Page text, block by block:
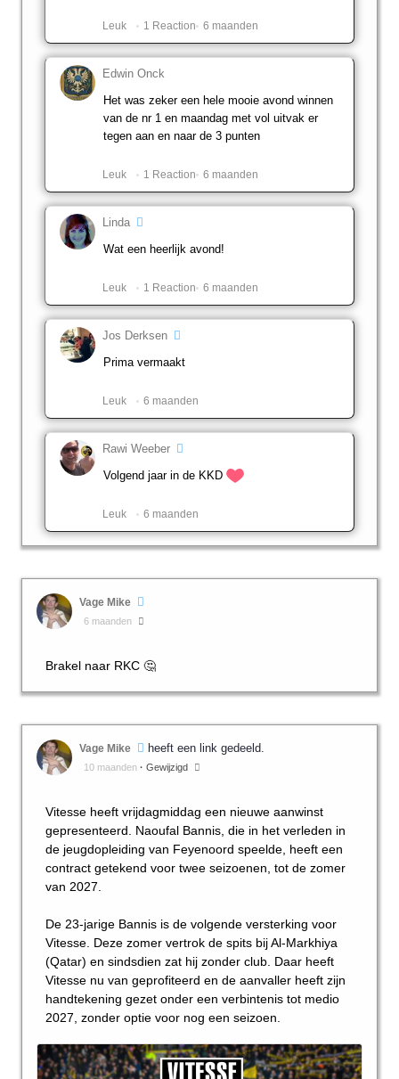
Leuk ️ 1 Reaction 6 maanden
Edwin Onck
Het was zeker een hele mooie avond winnen
van de nr 1 en maandag met vol uitvak er
tegen aan en naar de 3 punten
Leuk ️ 1 Reaction 6 maanden
Linda
Wat een heerlijk avond!
Leuk ️ 1 Reaction 6 maanden
Jos Derksen
Prima vermaakt
Leuk ️ 6 maanden
Rawi Weeber
Volgend jaar in de KKD
Leuk ️ 6 maanden
Vage Mike
6 maanden
Brakel naar RKC 🤔
Vage Mike heeft een link gedeeld.
10 maanden · Gewijzigd
Vitesse heeft vrijdagmiddag een nieuwe aanwinst
gepresenteerd. Naoufal Bannis, die in het verleden in
de jeugdopleiding van Feyenoord speelde, heeft een
contract getekend voor twee seizoenen, tot de zomer
van 2027.
De 23-jarige Bannis is de volgende versterking voor
Vitesse. Deze zomer vertrok de spits bij Al-Markhiya
(Qatar) en sindsdien zat hij zonder club. Daar heeft
Vitesse nu van geprofiteerd en de aanvaller heeft zijn
handtekening gezet onder een verbintenis tot medio
2027, zonder optie voor nog een seizoen.